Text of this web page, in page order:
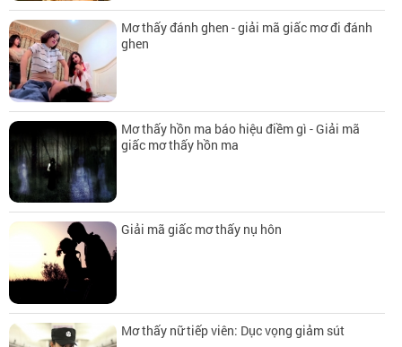
Mơ thấy đánh ghen - giải mã giấc mơ đi đánh
ghen
Mơ thấy hồn ma báo hiệu điềm gì - Giải mã
giấc mơ thấy hồn ma
Giải mã giấc mơ thấy nụ hôn
Mơ thấy nữ tiếp viên: Dục vọng giảm sút